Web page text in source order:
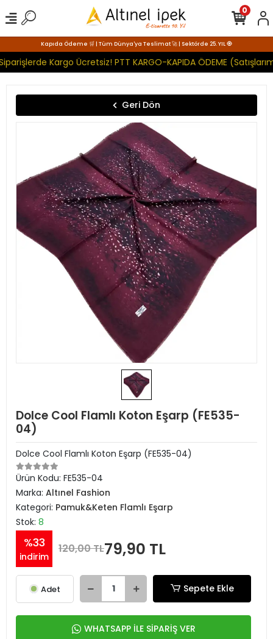
Kapıda Ödeme 🛒 | Tüm Dünya'ya Teslimat 🚀 | Sektörde 25. YIL 🧿
Kargo Ücretsiz! PTT KARGO-KAPIDA ÖDEME
0
Geri Dön
Dolce Cool Flamlı Koton Eşarp (FE535-
04)
Dolce Cool Flamlı Koton Eşarp (FE535-04)
Ürün Kodu: FE535-04
Marka: Altınel Fashion
Kategori: Pamuk&Keten Flamlı Eşarp
Stok: 8
%33
indirim
120,00 TL79,90 TL
Adet Sepete Ekle
WHATSAPP İLE SİPARİŞ VER